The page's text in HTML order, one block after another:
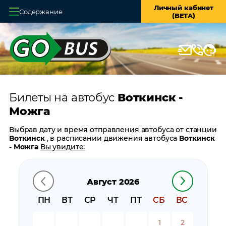
Содержание
Личный кабинет
(BETA)
Главная
О системе
Оплата и доставка
Возврат билетов
Заказ автобуса
Контакты
Билеты на автобус Воткинск -
Можга
Август 2026
ПН
ВТ СР ЧТ ПТ СБ ВС
1 2
Выбрав дату и время отправления автобуса от станции
Воткинск , в расписании движения автобуса Воткинск
- Можга Вы увидите:
время прибытия
время в пути
цену билета
Воткинск